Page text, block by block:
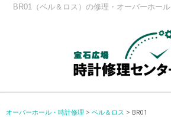
BR01（ベル＆ロス）の修理・オーバーホール
オーバーホール・時計修理 > ベル＆ロス > BR01